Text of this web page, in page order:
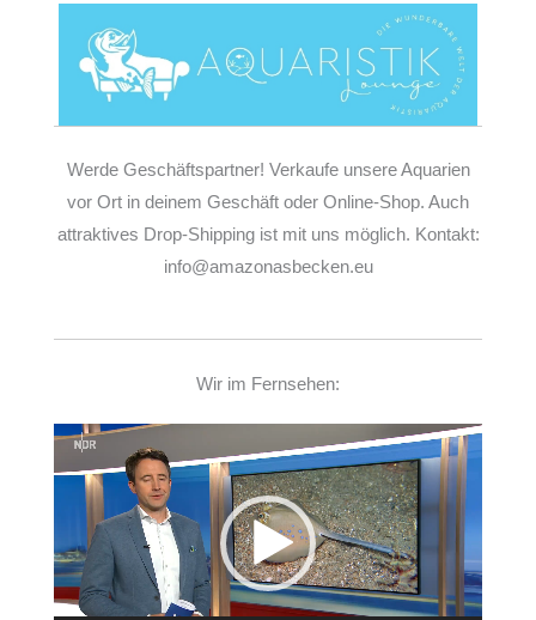
Werde Geschäftspartner! Verkaufe unsere Aquarien
vor Ort in deinem Geschäft oder Online-Shop. Auch
attraktives Drop-Shipping ist mit uns möglich. Kontakt:
info@amazonasbecken.eu
Wir im Fernsehen:
Player